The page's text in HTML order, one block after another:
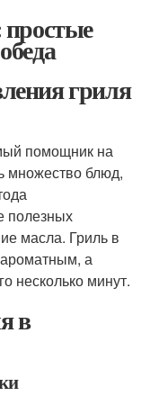
гриля
помощник на
множество блюд,
полезных
масла. Гриль в
а
несколько минут.
в